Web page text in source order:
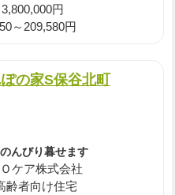
円
～209,580円
の家S保谷北町
んびり暮せます
ケア株式会社
齢者向け住宅